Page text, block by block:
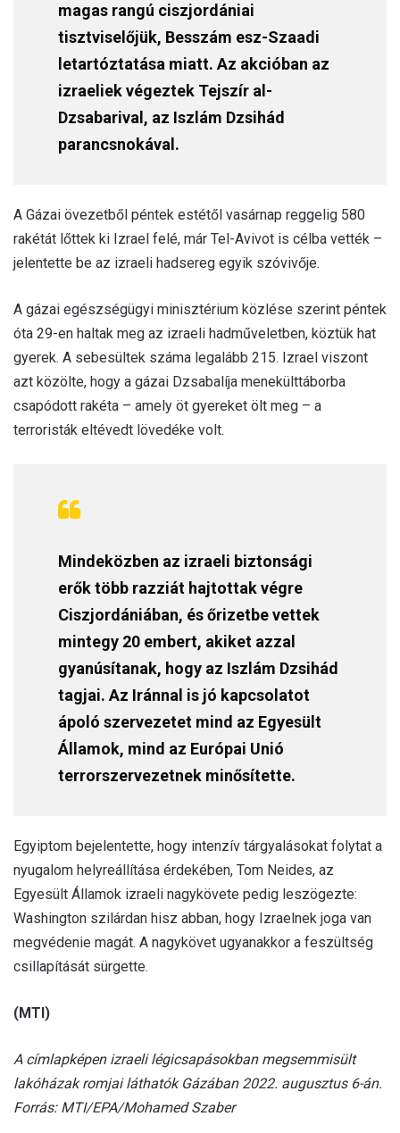
magas rangú ciszjordániai
tisztviselőjük, Besszám esz-Szaadi
letartóztatása miatt. Az akcióban az
izraeliek végeztek Tejszír al-
Dzsabarival, az Iszlám Dzsihád
parancsnokával.
A Gázai övezetből péntek estétől vasárnap reggelig 580
rakétát lőttek ki Izrael felé, már Tel-Avivot is célba vették –
jelentette be az izraeli hadsereg egyik szóvivője.
A gázai egészségügyi minisztérium közlése szerint péntek
óta 29-en haltak meg az izraeli hadműveletben, köztük hat
gyerek. A sebesültek száma legalább 215. Izrael viszont
azt közölte, hogy a gázai Dzsabalíja menekülttáborba
csapódott rakéta – amely öt gyereket ölt meg – a
terroristák eltévedt lövedéke volt.
Mindeközben az izraeli biztonsági
erők több razziát hajtottak végre
Ciszjordániában, és őrizetbe vettek
mintegy 20 embert, akiket azzal
gyanúsítanak, hogy az Iszlám Dzsihád
tagjai. Az Iránnal is jó kapcsolatot
ápoló szervezetet mind az Egyesült
Államok, mind az Európai Unió
terrorszervezetnek minősítette.
Egyiptom bejelentette, hogy intenzív tárgyalásokat folytat a
nyugalom helyreállítása érdekében, Tom Neides, az
Egyesült Államok izraeli nagykövete pedig leszögezte:
Washington szilárdan hisz abban, hogy Izraelnek joga van
megvédenie magát. A nagykövet ugyanakkor a feszültség
csillapítását sürgette.
(MTI)
A címlapképen izraeli légicsapásokban megsemmisült
lakóházak romjai láthatók Gázában 2022. augusztus 6-án.
Forrás: MTI/EPA/Mohamed Szaber